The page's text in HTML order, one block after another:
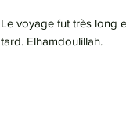
Le voyage fut très long
tard. Elhamdoulillah.